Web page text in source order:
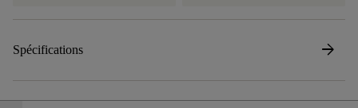
Spécifications arrow_forward